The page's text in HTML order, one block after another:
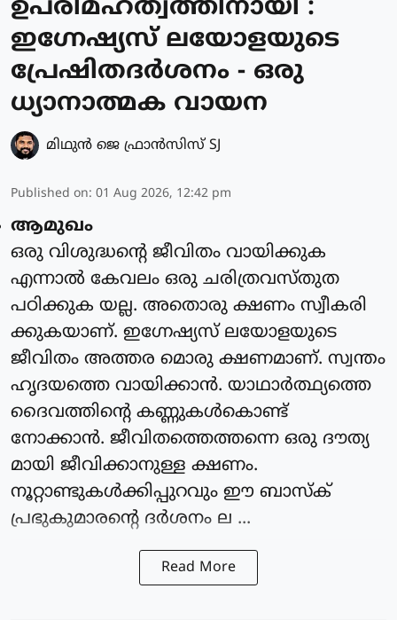
ഉപരിമഹത്വത്തിനായി :
ഇഗ്നേഷ്യസ് ലയോളയുടെ
പ്രേഷിതദർശനം - ഒരു
ധ്യാനാത്മക വായന
മിഥുന്‍ ജെ ഫ്രാന്‍സിസ് SJ
Published on: 01 Aug 2026, 12:42 pm
ആമുഖം
ഒരു വിശുദ്ധന്റെ ജീവിതം വായിക്കുക
എന്നാൽ കേവലം ഒരു ചരിത്രവസ്തുത
പഠിക്കുക യല്ല. അതൊരു ക്ഷണം സ്വീകരി
ക്കുകയാണ്. ഇഗ്നേഷ്യസ് ലയോളയുടെ
ജീവിതം അത്തര മൊരു ക്ഷണമാണ്. സ്വന്തം
ഹൃദയത്തെ വായിക്കാൻ. യാഥാർത്ഥ്യത്തെ
ദൈവത്തിന്റെ കണ്ണുകൾകൊണ്ട്
നോക്കാൻ. ജീവിതത്തെത്തന്നെ ഒരു ദൗത്യ
മായി ജീവിക്കാനുള്ള ക്ഷണം.
നൂറ്റാണ്ടുകൾക്കിപ്പുറവും ഈ ബാസ്ക്
പ്രഭുകുമാരന്റെ ദർശനം ല ...
Read More